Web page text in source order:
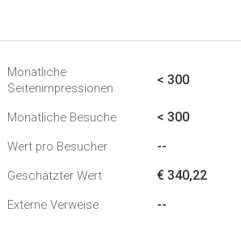
Monatliche
Seitenimpressionen
< 300
Monatliche Besuche < 300
Wert pro Besucher --
Geschätzter Wert € 340,22
Externe Verweise --